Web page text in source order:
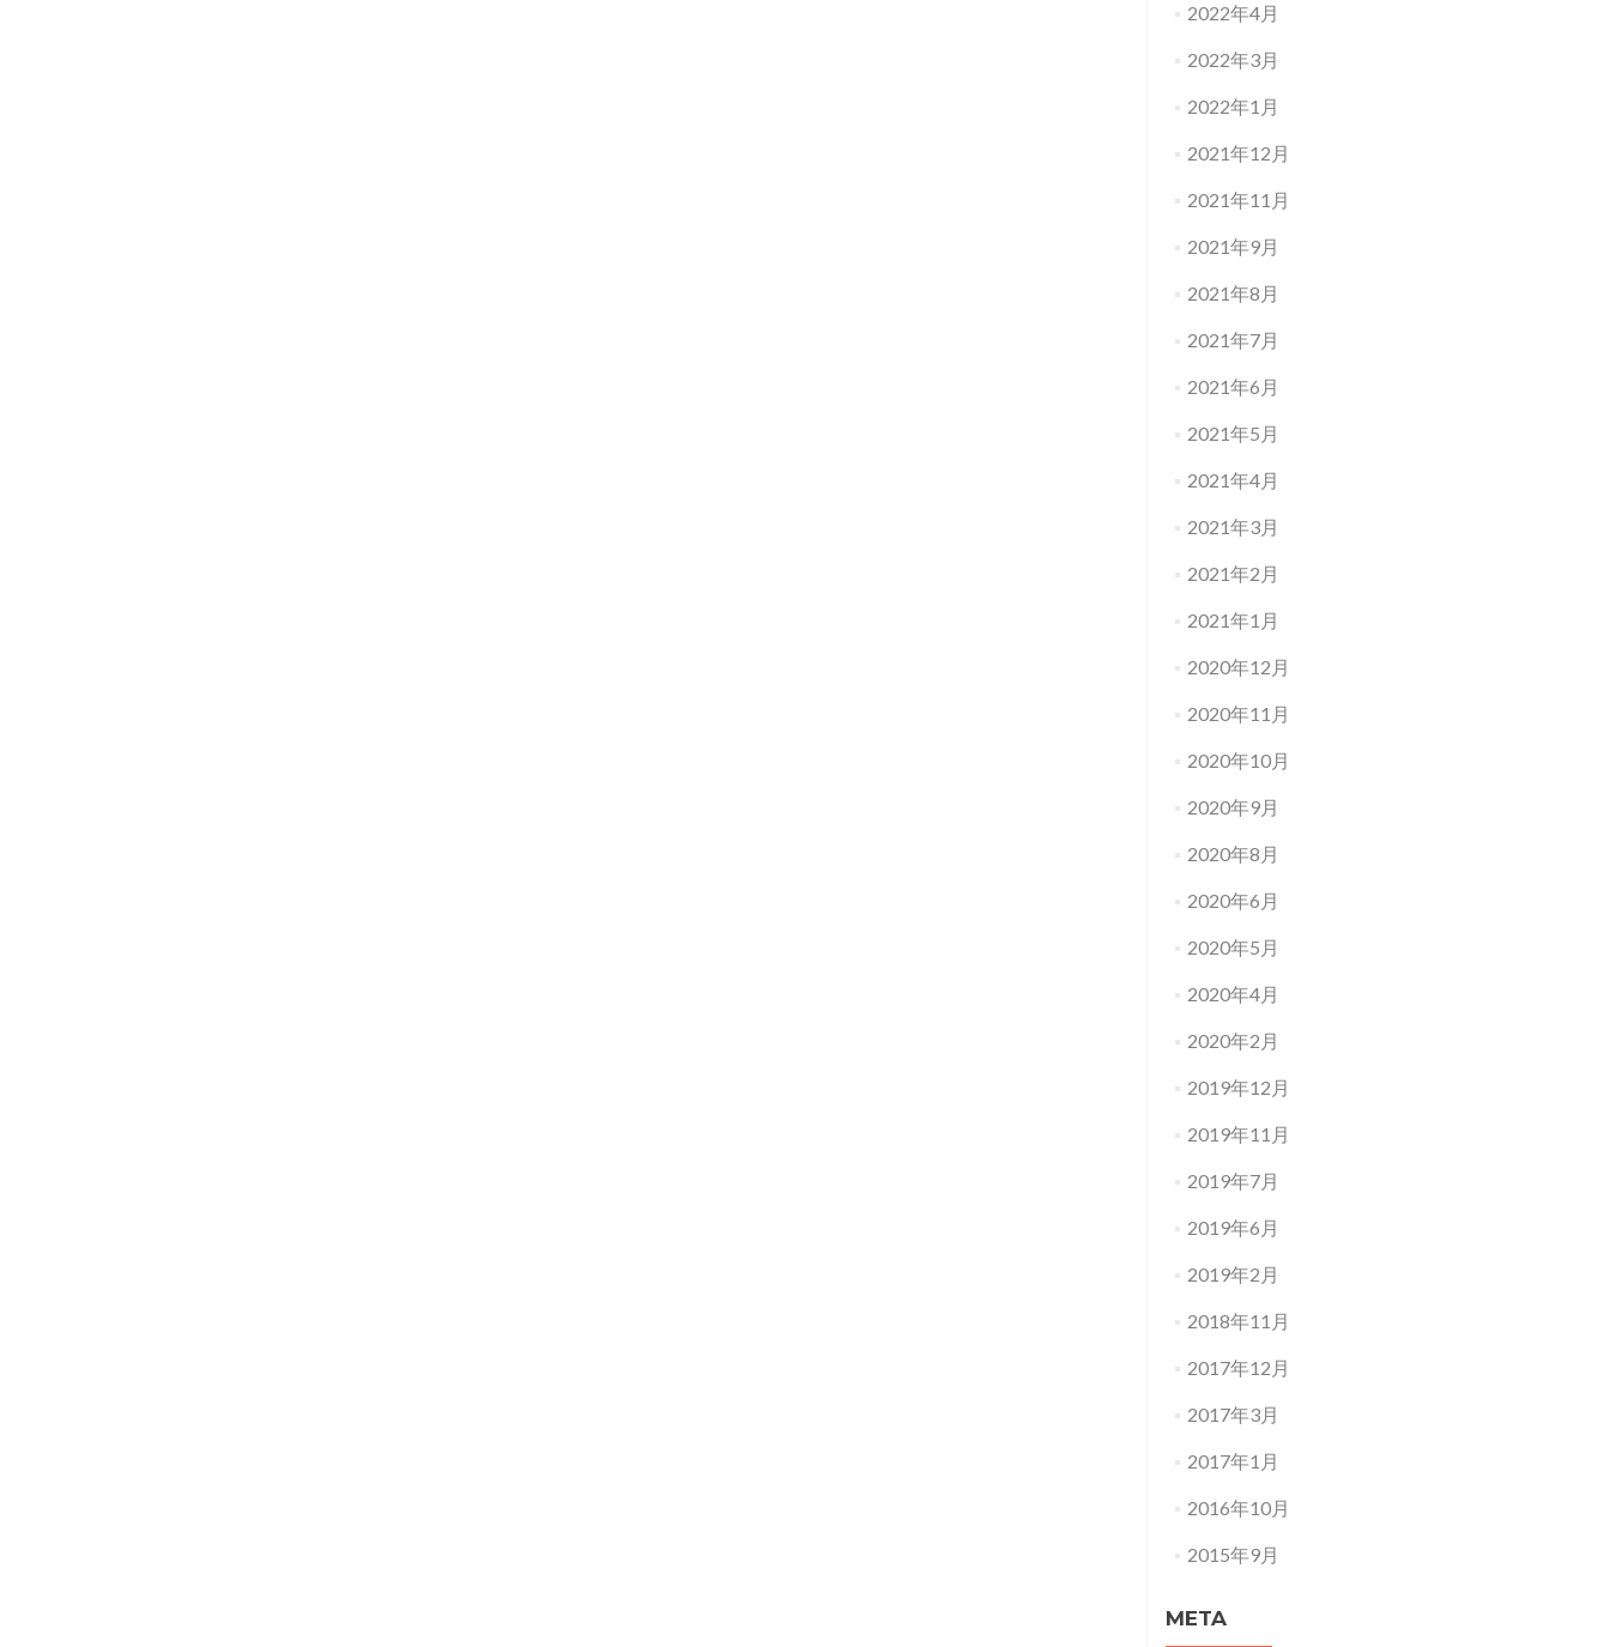
2022年4月
2022年3月
2022年1月
2021年12月
2021年11月
2021年9月
2021年8月
2021年7月
2021年6月
2021年5月
2021年4月
2021年3月
2021年2月
2021年1月
2020年12月
2020年11月
2020年10月
2020年9月
2020年8月
2020年6月
2020年5月
2020年4月
2020年2月
2019年12月
2019年11月
2019年7月
2019年6月
2019年2月
2018年11月
2017年12月
2017年3月
2017年1月
2016年10月
2015年9月
META